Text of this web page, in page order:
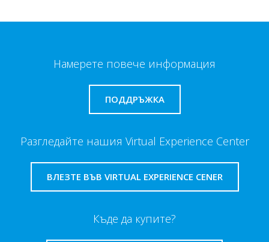
Намерете повече информация
ПОДДРЪЖКА
Разгледайте нашия Virtual Experience Center
ВЛЕЗТЕ ВЪВ VIRTUAL EXPERIENCE CENER
Къде да купите?